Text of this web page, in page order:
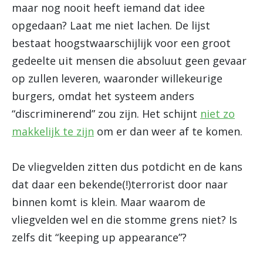
maar nog nooit heeft iemand dat idee
opgedaan? Laat me niet lachen. De lijst
bestaat hoogstwaarschijlijk voor een groot
gedeelte uit mensen die absoluut geen gevaar
op zullen leveren, waaronder willekeurige
burgers, omdat het systeem anders
“discriminerend” zou zijn. Het schijnt niet zo
makkelijk te zijn om er dan weer af te komen.
De vliegvelden zitten dus potdicht en de kans
dat daar een bekende(!)terrorist door naar
binnen komt is klein. Maar waarom de
vliegvelden wel en die stomme grens niet? Is
zelfs dit “keeping up appearance”?